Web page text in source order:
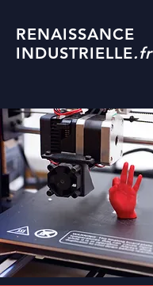
RENAISSANCE
INDUSTRIELLE.fr